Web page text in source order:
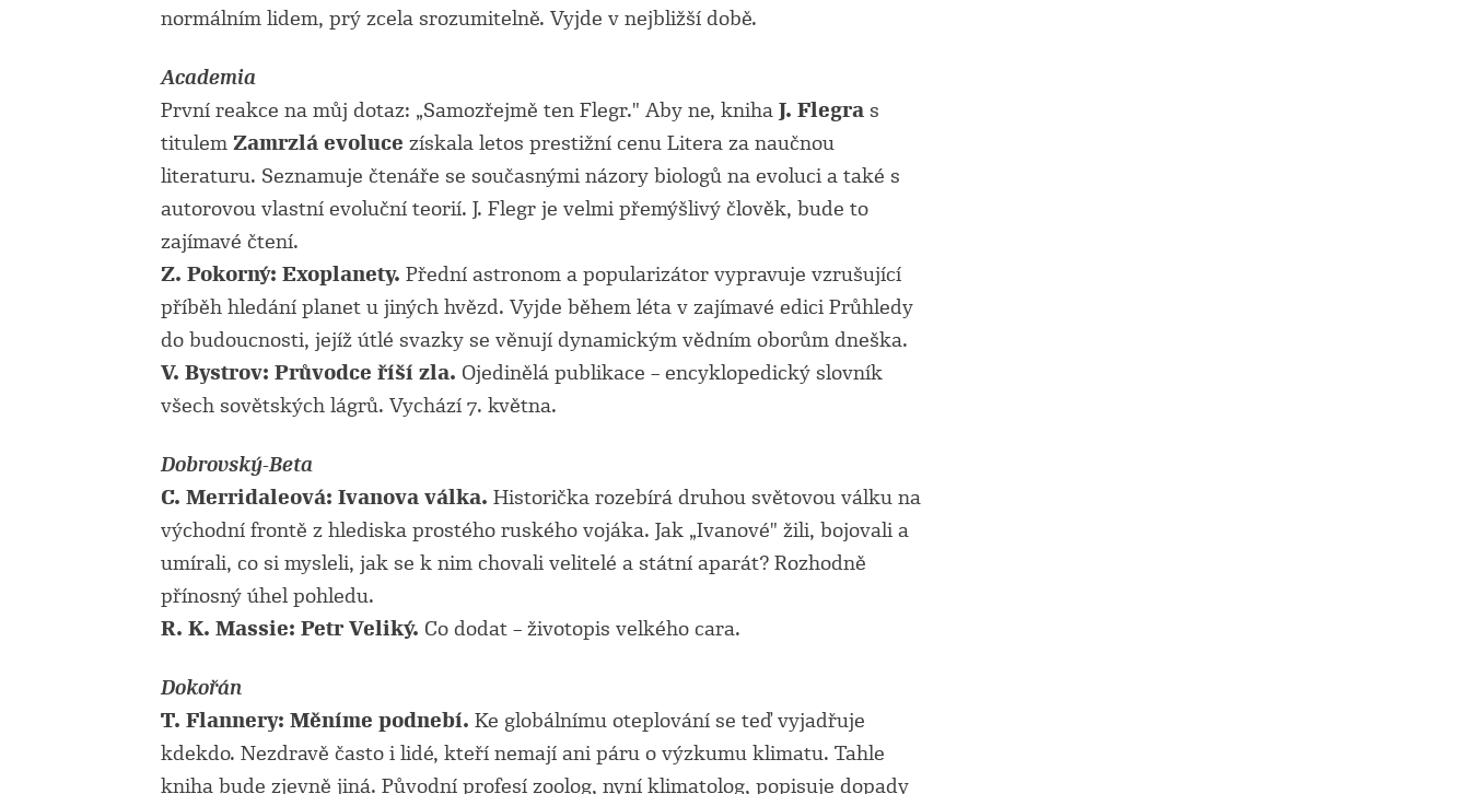
normálním lidem, prý zcela srozumitelně. Vyjde v nejbližší době.
Academia
První reakce na můj dotaz: „Samozřejmě ten Flegr." Aby ne, kniha J. Flegra s
titulem Zamrzlá evoluce získala letos prestižní cenu Litera za naučnou
literaturu. Seznamuje čtenáře se současnými názory biologů na evoluci a také s
autorovou vlastní evoluční teorií. J. Flegr je velmi přemýšlivý člověk, bude to
zajímavé čtení.
Z. Pokorný: Exoplanety. Přední astronom a popularizátor vypravuje vzrušující
příběh hledání planet u jiných hvězd. Vyjde během léta v zajímavé edici Průhledy
do budoucnosti, jejíž útlé svazky se věnují dynamickým vědním oborům dneška.
V. Bystrov: Průvodce říší zla. Ojedinělá publikace – encyklopedický slovník
všech sovětských lágrů. Vychází 7. května.
Dobrovský-Beta
C. Merridaleová: Ivanova válka. Historička rozebírá druhou světovou válku na
východní frontě z hlediska prostého ruského vojáka. Jak „Ivanové" žili, bojovali a
umírali, co si mysleli, jak se k nim chovali velitelé a státní aparát? Rozhodně
přínosný úhel pohledu.
R. K. Massie: Petr Veliký. Co dodat – životopis velkého cara.
Dokořán
T. Flannery: Měníme podnebí. Ke globálnímu oteplování se teď vyjadřuje
kdekdo. Nezdravě často i lidé, kteří nemají ani páru o výzkumu klimatu. Tahle
kniha bude zjevně jiná. Původní profesí zoolog, nyní klimatolog, popisuje dopady